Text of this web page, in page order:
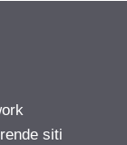
siti